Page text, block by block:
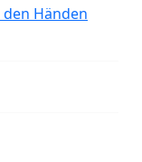
Händen